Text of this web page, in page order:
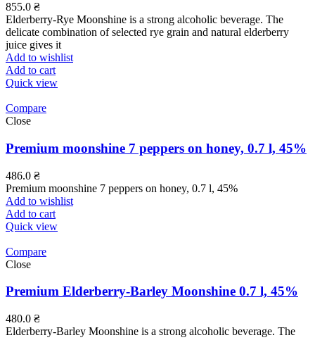
855.0 ₴
Elderberry-Rye Moonshine is a strong alcoholic beverage. The
delicate combination of selected rye grain and natural elderberry
juice gives it
Add to wishlist
Add to cart
Quick view
Compare
Close
Premium moonshine 7 peppers on honey, 0.7 l, 45%
486.0 ₴
Premium moonshine 7 peppers on honey, 0.7 l, 45%
Add to wishlist
Add to cart
Quick view
Compare
Close
Premium Elderberry-Barley Moonshine 0.7 l, 45%
480.0 ₴
Elderberry-Barley Moonshine is a strong alcoholic beverage. The